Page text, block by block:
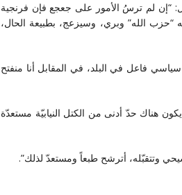
“إن لم ترسُ الأمور على جعجع فإن فرنجية
الله” وبري، وسيزعج، بطبيعة الحال،
فاعل في البلد، في المقابل أنا منفتح
هناك حدّ أدنى من الكتل النيابيّة مستعدّة
وتتقبّله، أترشح طبعاً ومستعدّ لذلك”.